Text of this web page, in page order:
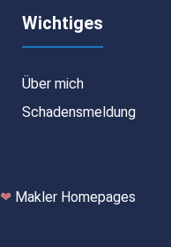
Wichtiges
Über mich
Schadensmeldung
❤Makler Homepages